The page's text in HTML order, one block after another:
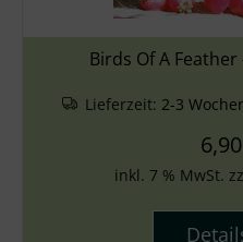
Birds Of A
Lieferzeit: 2-3
inkl. 7 % MwSt.